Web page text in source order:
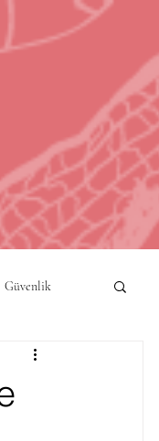
Güvenlik
Şehirler
Oyunları